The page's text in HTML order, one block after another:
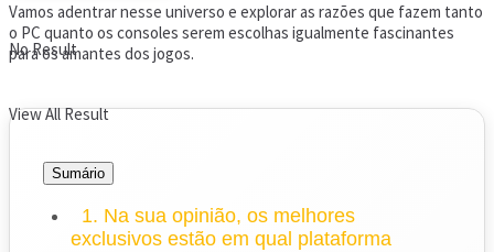
No Result
View All Result
Vamos adentrar nesse universo e explorar as razões que fazem tanto
o PC quanto os consoles serem escolhas igualmente fascinantes
para os amantes dos jogos.
Sumário
1. Na sua opinião, os melhores
exclusivos estão em qual plataforma